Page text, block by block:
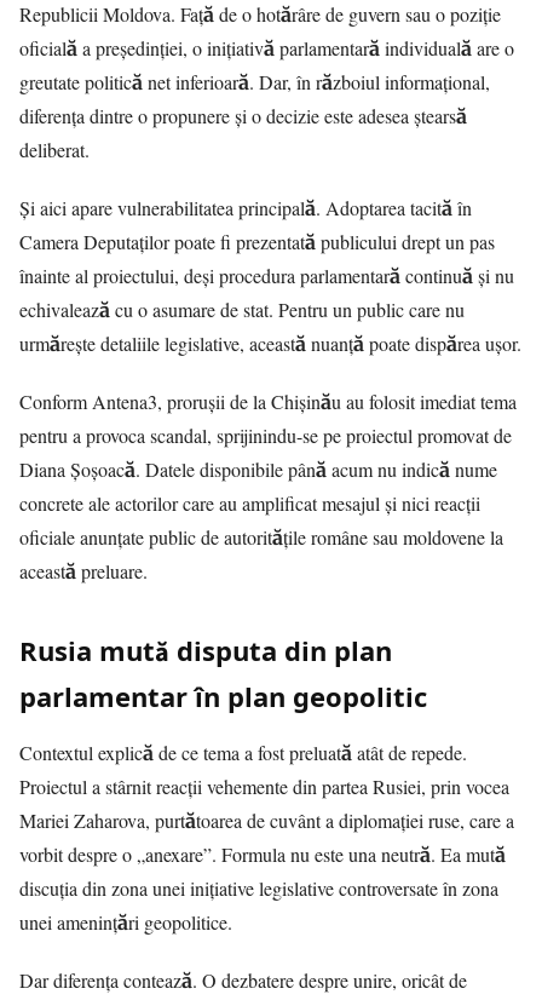
Republicii Moldova. Față de o hotărâre de guvern sau o poziție
oficială a președinției, o inițiativă parlamentară individuală are o
greutate politică net inferioară. Dar, în războiul informațional,
diferența dintre o propunere și o decizie este adesea ștearsă
deliberat.
Și aici apare vulnerabilitatea principală. Adoptarea tacită în
Camera Deputaților poate fi prezentată publicului drept un pas
înainte al proiectului, deși procedura parlamentară continuă și nu
echivalează cu o asumare de stat. Pentru un public care nu
urmărește detaliile legislative, această nuanță poate dispărea ușor.
Conform Antena3, prorușii de la Chișinău au folosit imediat tema
pentru a provoca scandal, sprijinindu-se pe proiectul promovat de
Diana Șoșoacă. Datele disponibile până acum nu indică nume
concrete ale actorilor care au amplificat mesajul și nici reacții
oficiale anunțate public de autoritățile române sau moldovene la
această preluare.
Rusia mută disputa din plan
parlamentar în plan geopolitic
Contextul explică de ce tema a fost preluată atât de repede.
Proiectul a stârnit reacții vehemente din partea Rusiei, prin vocea
Mariei Zaharova, purtătoarea de cuvânt a diplomației ruse, care a
vorbit despre o „anexare”. Formula nu este una neutră. Ea mută
discuția din zona unei inițiative legislative controversate în zona
unei amenințări geopolitice.
Dar diferența contează. O dezbatere despre unire, oricât de